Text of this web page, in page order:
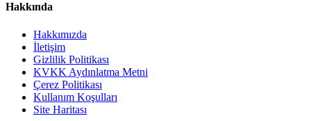
Hakkında
Hakkımızda
İletişim
Gizlilik Politikası
KVKK Aydınlatma Metni
Çerez Politikası
Kullanım Koşulları
Site Haritası